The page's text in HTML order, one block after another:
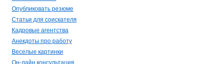
Опубликовать резюме
Статьи для соискателя
Кадровые агентства
Анекдоты про работу
Веселые картинки
Он-лайн консультация